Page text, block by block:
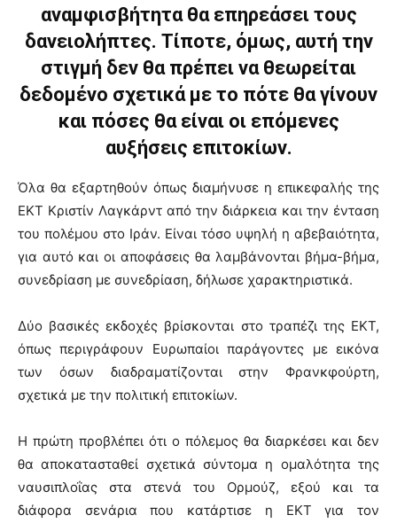
αναμφισβήτητα θα επηρεάσει τους
δανειολήπτες. Τίποτε, όμως, αυτή την
στιγμή δεν θα πρέπει να θεωρείται
δεδομένο σχετικά με το πότε θα γίνουν
και πόσες θα είναι οι επόμενες
αυξήσεις επιτοκίων.
Όλα θα εξαρτηθούν όπως διαμήνυσε η επικεφαλής της
ΕΚΤ Κριστίν Λαγκάρντ από την διάρκεια και την ένταση
του πολέμου στο Ιράν. Είναι τόσο υψηλή η αβεβαιότητα,
για αυτό και οι αποφάσεις θα λαμβάνονται βήμα-βήμα,
συνεδρίαση με συνεδρίαση, δήλωσε χαρακτηριστικά.
Δύο βασικές εκδοχές βρίσκονται στο τραπέζι της ΕΚΤ,
όπως περιγράφουν Ευρωπαίοι παράγοντες με εικόνα
των όσων διαδραματίζονται στην Φρανκφούρτη,
σχετικά με την πολιτική επιτοκίων.
Η πρώτη προβλέπει ότι ο πόλεμος θα διαρκέσει και δεν
θα αποκατασταθεί σχετικά σύντομα η ομαλότητα της
ναυσιπλοΐας στα στενά του Ορμούζ, εξού και τα
διάφορα σενάρια που κατάρτισε η ΕΚΤ για τον